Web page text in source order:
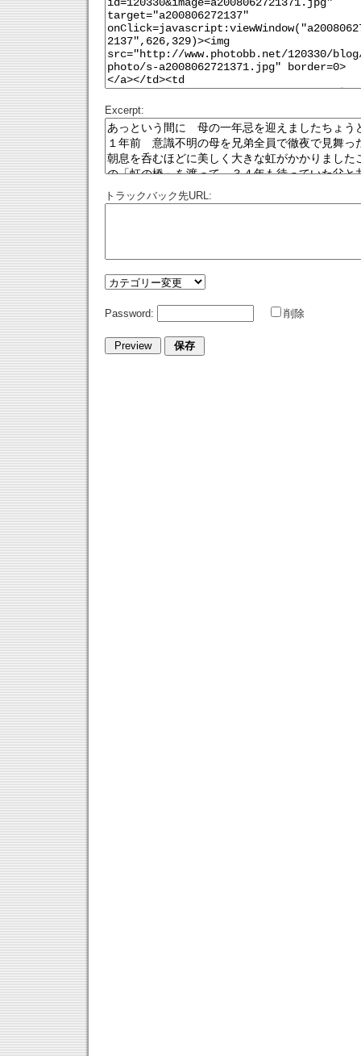
Excerpt:
トラックバック先URL:
Password: 削除